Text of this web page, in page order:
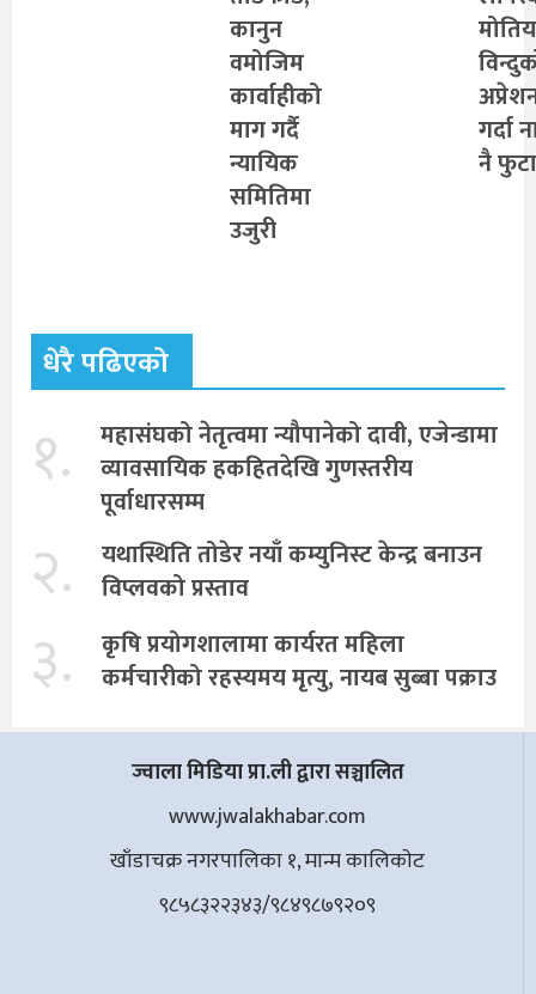
कानुन
वमोजिम
कार्वाहीको
माग गर्दै
न्यायिक
समितिमा
उजुरी
गर्दा
नै
धेरै पढिएको
१.
महासंघको नेतृत्वमा न्यौपानेको दावी, एजेन्डामा
व्यावसायिक हकहितदेखि गुणस्तरीय
पूर्वाधारसम्म
२.
यथास्थिति तोडेर नयाँ कम्युनिस्ट केन्द्र बनाउन
विप्लवको प्रस्ताव
३.
कृषि प्रयोगशालामा कार्यरत महिला
कर्मचारीको रहस्यमय मृत्यु, नायब सुब्बा पक्राउ
ज्वाला मिडिया प्रा.ली द्वारा सञ्चालित
www.jwalakhabar.com
खाँडाचक्र नगरपालिका १, मान्म कालिकाेट
९८५८३२२३४३/९८४९८७९२०९